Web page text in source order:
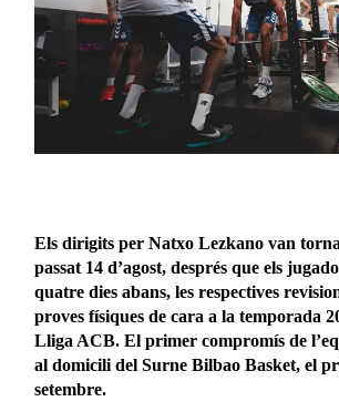
Els dirigits per Natxo Lezkano van
passat 14 d’agost, després que els
quatre dies abans, les respectives
proves físiques de cara a la temporada
Lliga ACB. El primer compromís de
al domicili del Surne Bilbao Basket, el
setembre.